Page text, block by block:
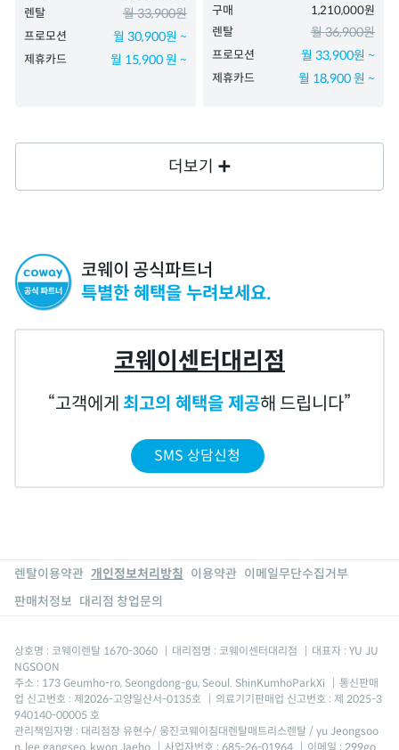
렌탈
월 33,900원
프로모션 월 30,900원 ~
제휴카드 월 15,900 원 ~
구매
1,210,000원
렌탈
월 36,900원
프로모션 월 33,900원 ~
제휴카드 월 18,900 원 ~
더보기
코웨이 공식파트너
특별한 혜택을 누려보세요.
코웨이센터대리점
고객에게 최고의 혜택을 제공해 드립니다
SMS 상담신청
렌탈이용약관 개인정보처리방침 이용약관 이메일무단수집거부
판매처정보 대리점 창업문의
상호명 : 코웨이렌탈 1670-3060 대리점명 : 코웨이센터대리점
대표자 : YU JU
NGSOON
주소 : 173 Geumho-ro, Seongdong-gu, Seoul. ShinKumhoParkXi
통신판매
업 신고번호 : 제2026-고양일산서-0135호
의료기기판매업 신고번호 : 제 2025-3
940140-00005 호
관리책임자명 : 대리점장 유현수/ 웅진코웨이침대렌탈매트리스렌탈 / yu Jeongsoo
n, lee gangseo, kwon Jaeho
사업자번호 : 685-26-01964 이메일 : 299go